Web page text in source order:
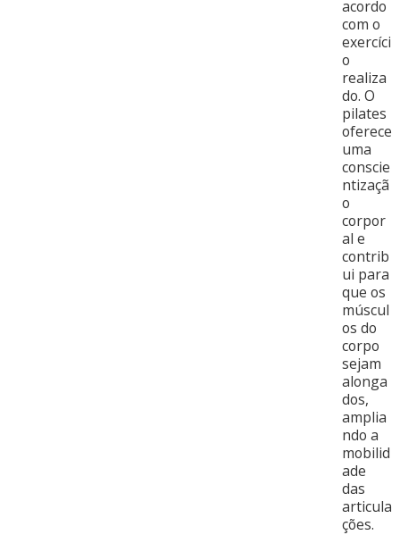
acordo
com o
exercíci
o
realiza
do. O
pilates
oferece
uma
conscie
ntizaçã
o
corpor
al e
contrib
ui para
que os
múscul
os do
corpo
sejam
alonga
dos,
amplia
ndo a
mobilid
ade
das
articula
ções.